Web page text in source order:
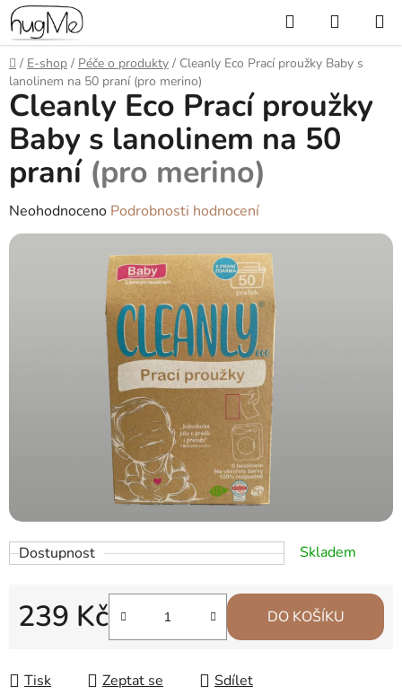
Přejít
na
obsah
Hledat
KOŠÍK
Domů
/ E-shop / Péče o produkty / Cleanly Eco Prací proužky Baby s
lanolinem na 50 praní (pro merino)
Dostupnost Skladem
239 Kč DO KOŠÍKU
Tisk Zeptat se Sdílet
Cleanly Eco Prací proužky
Baby s lanolinem na 50
praní (pro merino)
Průměrné
hodnocení
Neohodnoceno Podrobnosti hodnocení